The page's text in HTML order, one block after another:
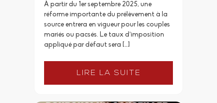
À partir du 1er septembre 2025, une
réforme importante du prélèvement à la
source entrera en vigueur pour les couples
mariés ou pacsés. Le taux d’imposition
appliqué par défaut sera […]
LIRE LA SUITE